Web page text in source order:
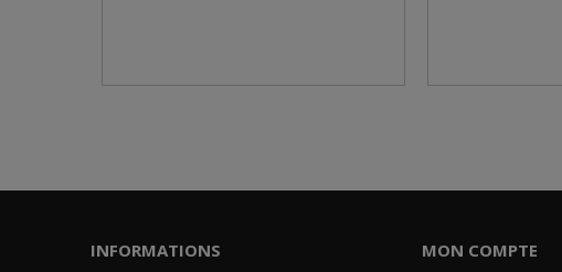
INFORMATIONS MON COMPTE